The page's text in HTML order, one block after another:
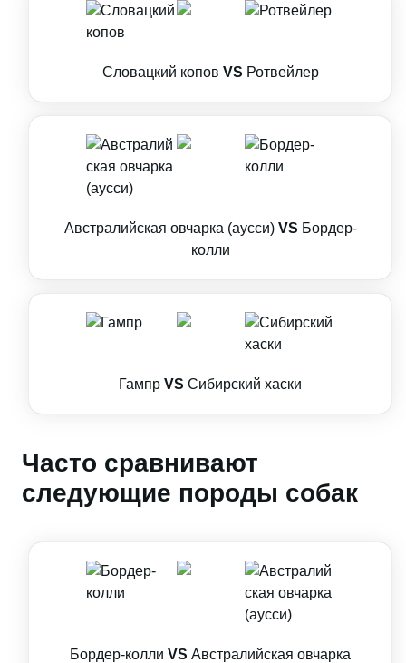
Словацкий копов VS Ротвейлер
Австралийская овчарка (аусси) VS Бордер-
колли
Гампр VS Сибирский хаски
Часто сравнивают
следующие породы собак
Бордер-колли VS Австралийская овчарка